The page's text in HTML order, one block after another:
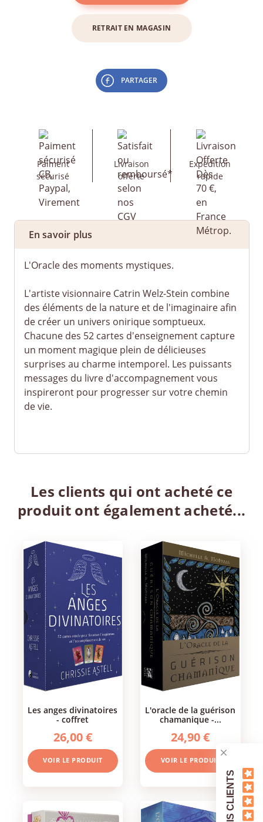
RETRAIT EN MAGASIN
PARTAGER
Paiment
sécurisé
Livraison
offerte
Expédition
rapide
En savoir plus
L'Oracle des moments mystiques.
L'artiste visionnaire Catrin Welz-Stein combine
des éléments de la nature et de l'imaginaire afin
de créer un univers onirique somp­tueux.
Chacune des 52 cartes d'enseignement capture
un moment magique plein de délicieuses
surprises au charme intemporel. Les puissants
messages du livre d'accompagnement vous
inspireront pour progresser sur votre chemin
de vie.
Les clients qui ont acheté ce
produit ont également acheté...
les anges divinatoires
- coffret
26,00 €
VOIR LE PRODUIT
l'oracle de la guérison
chamanique -...
24,90 €
VOIR LE PRODUIT
AVIS CLIENTS